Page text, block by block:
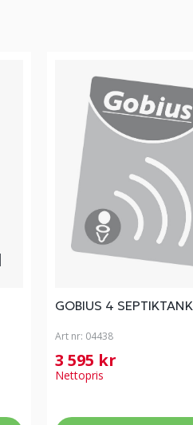
GOBIUS 4
Art nr: 04438
3 595 kr
Nettopris